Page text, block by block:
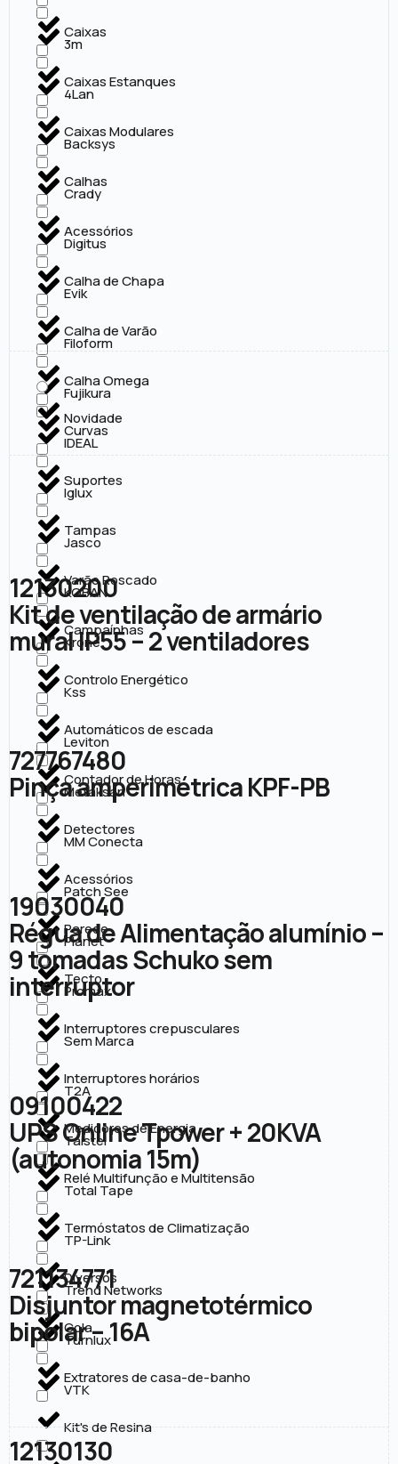
Caixas
Caixas Estanques
Caixas Modulares
Calhas
Acessórios
Calha de Chapa
Calha de Varão
Calha Omega
Curvas
Suportes
Tampas
Varão Roscado
Campaínhas
Controlo Energético
Automáticos de escada
Contador de Horas
Detectores
Acessórios
Parede
Tecto
Interruptores crepusculares
Interruptores horários
Medidores de Energia
Relé Multifunção e Multitensão
Termóstatos de Climatização
Diversos
Cola
Extratores de casa-de-banho
Kit's de Resina
3m
4Lan
Backsys
Crady
Digitus
Evik
Filoform
Fujikura
IDEAL
Iglux
Jasco
KOBAN
Krone
Kss
Leviton
Metaksan
MM Conecta
Patch See
Planet
Promax
Sem Marca
T2A
Taistel
Total Tape
TP-Link
Trend Networks
Turnlux
VTK
Novidade
12130200
Kit de ventilação de armário
mural IP55 – 2 ventiladores
727767480
Pinça amperimétrica KPF-PB
19030040
Régua de Alimentação alumínio –
9 tomadas Schuko sem
interruptor
09100422
UPS Online Tpower + 20KVA
(autonomia 15m)
721134771
Disjuntor magnetotérmico
bipolar – 16A
12130130